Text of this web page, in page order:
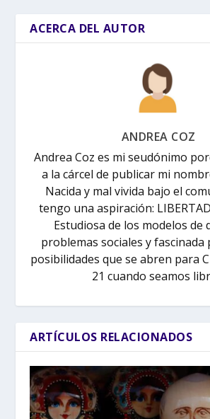
ACERCA DEL AUTOR
ANDREA COZ
Andrea Coz es mi seudónimo
a la cárcel de publicar mi
Nacida y mal vivida bajo el
tengo una aspiración: LIBERTAD
Estudiosa de los modelos de
problemas sociales y fascinada
posibilidades que se abren para
21 cuando seamos
ARTÍCULOS RELACIONADOS